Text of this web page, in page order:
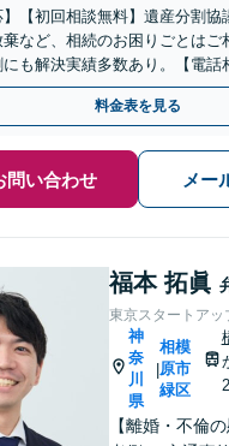
】【初回相談無料】遺産分割
など、相続のお困りごとはご
も解決実績多数あり。【電話
産の整理など生前対策もサポ
料金表を見る
問い合わせ メー
福本 拓眞
東京スタートア
神
奈
川
県
|
相模
原市
緑区
【離婚・不倫